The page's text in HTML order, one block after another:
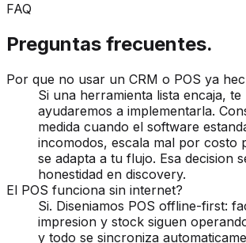
FAQ
Preguntas frecuentes.
Por que no usar un CRM o POS ya
Si una herramienta lista encaja,
ayudaremos a implementarla.
medida cuando el software
incomodos, escala mal por costo
se adapta a tu flujo. Esa decision
honestidad en discovery.
El POS funciona sin internet?
Si. Diseniamos POS offline-first:
impresion y stock siguen
y todo se sincroniza